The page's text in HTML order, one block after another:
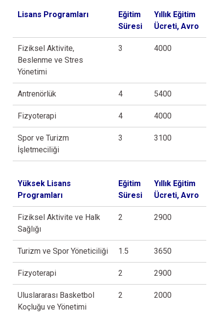
Lisans Programları
Eğitim
Süresi
Yıllık Eğitim
Ücreti, Avro
Fiziksel Aktivite,
Beslenme ve Stres
Yönetimi
3 4000
Antrenörlük 4 5400
Fizyoterapi 4 4000
Spor ve Turizm
İşletmeciliği
3 3100
Yüksek Lisans
Programları
Eğitim
Süresi
Yıllık Eğitim
Ücreti, Avro
Fiziksel Aktivite ve Halk
Sağlığı
2 2900
Turizm ve Spor Yöneticiliği 1.5 3650
Fizyoterapi 2 2900
Uluslararası Basketbol
Koçluğu ve Yönetimi
2 2000